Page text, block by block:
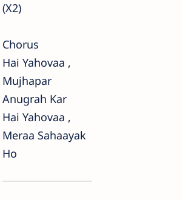
(x2)
Chorus
Hai Yahovaa ,
Mujhapar
Anugrah Kar
Hai Yahovaa ,
Meraa Sahaayak
Ho